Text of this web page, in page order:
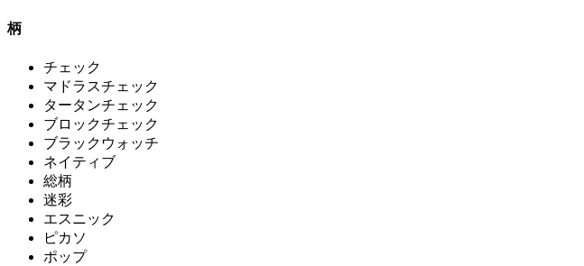
柄
チェック
マドラスチェック
タータンチェック
ブロックチェック
ブラックウォッチ
ネイティブ
総柄
迷彩
エスニック
ピカソ
ポップ